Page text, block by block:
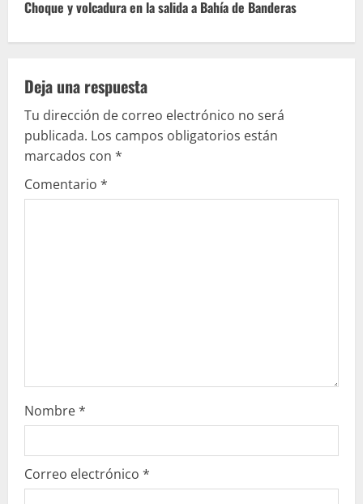
l
e
y
e
Choque y volcadura en la salida a Bahía de Banderas
Deja una respuesta
Tu dirección de correo electrónico no será
publicada. Los campos obligatorios están
marcados con *
Comentario *
Nombre*
Correo electrónico *